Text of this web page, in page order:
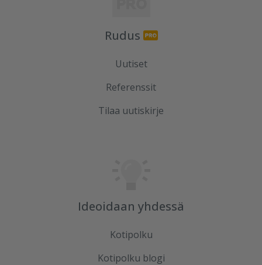
Rudus
Uutiset
Referenssit
Tilaa uutiskirje
Ideoidaan yhdessä
Kotipolku
Kotipolku blogi